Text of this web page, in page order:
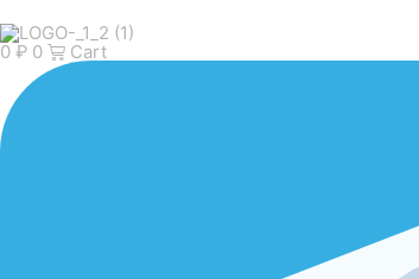
0 ₽ 0 Cart